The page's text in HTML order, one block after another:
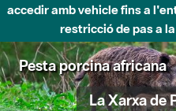
accedir amb vehicle fins a
restricció de pas a
Pesta porcina africana
La Xarxa de